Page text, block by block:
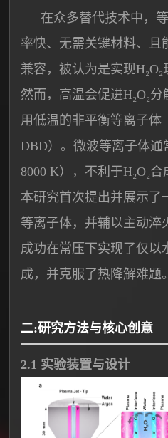
在众多替代技术中，
率快、无需关键材料、且
兼容，被认为是实现H₂O₂
然而，高温会促进H₂O₂
用低温的非平衡等离子体
DBD）。微波等离子体通
8000 K），不利于H₂O₂
本研究首次提出并展示了
等离子体，并辅以主动淬
成功在常压下实现了仅以
成，并克服了热降解难题。
二:研究方法与核心创意
2.1 实验装置与设计